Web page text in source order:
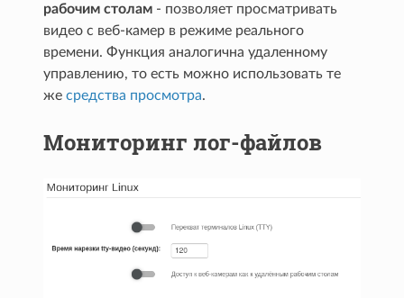
рабочим столам - позволяет просматривать
видео с веб-камер в режиме реального
времени. Функция аналогична удаленному
управлению, то есть можно использовать те
жесредства просмотра.
Мониторинг лог-файлов